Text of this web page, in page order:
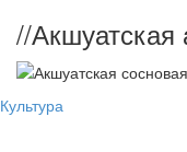
//Акшуатская
Культура